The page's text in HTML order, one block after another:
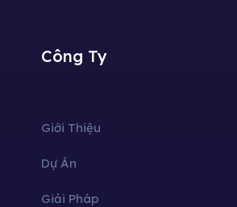
Công Ty
Giới Thiệu
Dự Án
Giải Pháp